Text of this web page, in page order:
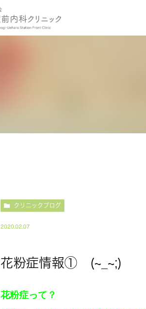
大腸
クリニックブログ
2020.02.07
花粉症情報① (~_~;)
花粉症って？